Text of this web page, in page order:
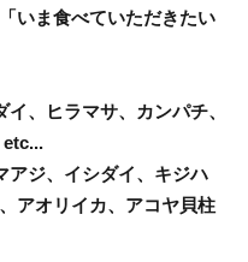
いま食べていただきたい
イ、ヒラマサ、カンパチ、
etc...
アジ、イシダイ、キジハ
アオリイカ、アコヤ貝柱